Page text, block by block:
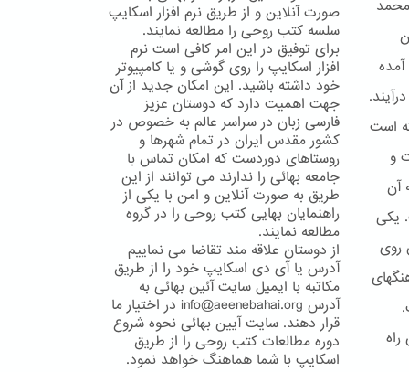
است
و
آن
یکی
روی
و فرهنگهای
صورت آنلاین و از طریق نرم افزار اسکایپ
سلسه کتب روحی را مطالعه نمایند.
برای توفیق در این امر کافی است نرم
افزار اسکایپ را روی گوشی و یا کامپیوتر
خود داشته باشید. این امکان جدید از آن
جهت اهمیت دارد که دوستان عزیز
فارسی زبان در سراسر عالم به خصوص در
کشور مقدس ایران در تمام شهرها و
روستاهای دوردست که امکان تماس با
جامعه بهائی را ندارند می توانند از این
طریق به صورت آنلاین و امن با یکی از
راهنمایان بهایی کتب روحی را در گروه
مطالعه نمایند.
از دوستان علاقه مند تقاضا می نماییم
آدرس یا آی دی اسکایپ خود را از طریق
مکاتبه با ایمیل سایت آئین بهائی به
آدرس info@aeenebahai.org در اختیار ما
قرار دهند. سایت آیین بهائی نحوه شروع
دوره مطالعات کتب روحی را از طریق
اسکایپ با شما هماهنگ خواهد نمود.